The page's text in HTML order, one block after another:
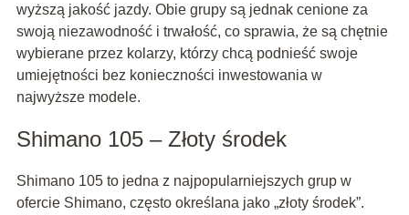
wyższą jakość jazdy. Obie grupy są jednak cenione za
swoją niezawodność i trwałość, co sprawia, że są chętnie
wybierane przez kolarzy, którzy chcą podnieść swoje
umiejętności bez konieczności inwestowania w
najwyższe modele.
Shimano 105 – Złoty środek
Shimano 105 to jedna z najpopularniejszych grup w
ofercie Shimano, często określana jako „złoty środek”.